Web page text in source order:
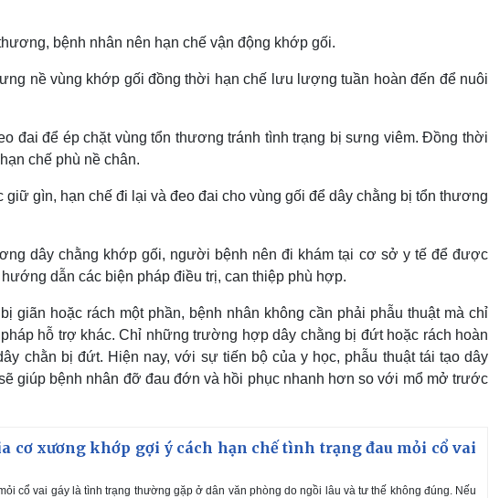
bệnh nhân nên hạn chế vận động khớp gối.
nề vùng khớp gối đồng thời hạn chế lưu lượng tuần hoàn đến để nuôi
đai để ép chặt vùng tổn thương tránh tình trạng bị sưng viêm. Đồng thời
chế phù nề chân.
giữ gìn, hạn chế đi lại và đeo đai cho vùng gối để dây chằng bị tổn thương
dây chằng khớp gối, người bệnh nên đi khám tại cơ sở y tế để được
dẫn các biện pháp điều trị, can thiệp phù hợp.
giãn hoặc rách một phần, bệnh nhân không cần phải phẫu thuật mà chỉ
hỗ trợ khác. Chỉ những trường hợp dây chằng bị đứt hoặc rách hoàn
chằn bị đứt. Hiện nay, với sự tiến bộ của y học, phẫu thuật tái tạo dây
giúp bệnh nhân đỡ đau đớn và hồi phục nhanh hơn so với mổ mở trước
cơ xương khớp gợi ý cách hạn chế tình trạng đau mỏi cổ vai
cổ vai gáy là tình trạng thường gặp ở dân văn phòng do ngồi lâu và tư thế không đúng. Nếu